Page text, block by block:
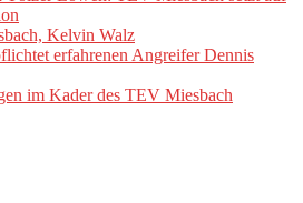
Kelvin Walz
erfahrenen Angreifer Dennis
im Kader des TEV Miesbach